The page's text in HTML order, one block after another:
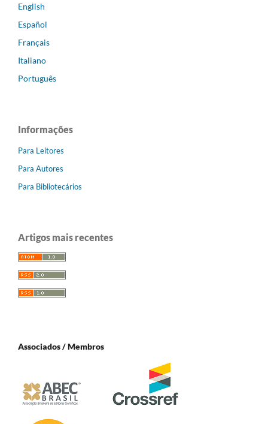
English
Español
Français
Italiano
Português
Informações
Para Leitores
Para Autores
Para Bibliotecários
Artigos mais recentes
Associados / Membros